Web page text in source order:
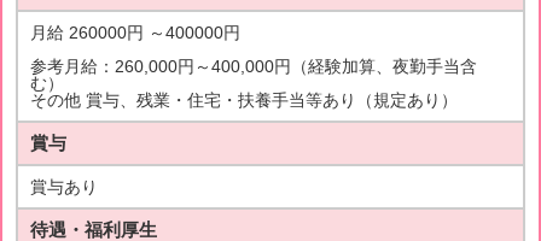
月給 260000円 ～400000円
参考月給：260,000円～400,000円（経験加算、夜勤手当含
む）
その他 賞与、残業・住宅・扶養手当等あり（規定あり）
賞与
賞与あり
待遇・福利厚生